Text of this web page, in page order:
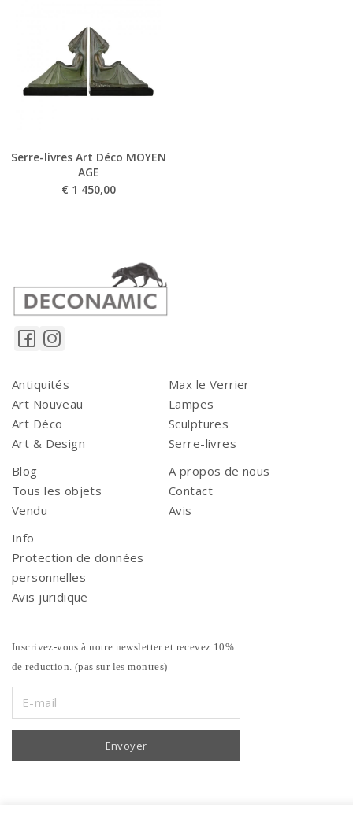
Serre-livres Art Déco MOYEN
AGE
€ 1 450,00
Antiquités
Art Nouveau
Art Déco
Art & Design
Max le Verrier
Lampes
Sculptures
Serre-livres
Blog
Tous les objets
Vendu
A propos de nous
Contact
Avis
Info
Protection de données
personnelles
Avis juridique
Inscrivez-vous à notre newsletter et recevez 10%
de reduction. (pas sur les montres)